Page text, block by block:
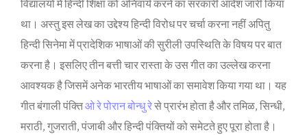
विद्यालयों में हिन्‍दी शिक्षा को अनिवार्य करने का सरकारी आदेश जारी किया
था। अस्‍तु इस लेख का उद्देश्‍य हिन्‍दी विरोध पर चर्चा करना नहीं अपितु
हिन्‍दी सिनेमा में प्रादेशिक भाषाओं की सुरीली उपस्‍थिति के विषय पर बात
करना है। इसलिए तीन बत्ती चार रास्‍ता के उस गीत का उल्‍लेख करना
आवश्‍यक है जिसमें अनेक भारतीय भाषाओं का समावेश किया गया था। यह
गीत बंगाली पंक्‍तिओ रे पोरान बोन्‍धु रेसे प्रारंभ होता है और तमिळ, सिन्‍धी,
मराठी, गुजराती, पंजाबी और हिन्‍दी पंक्‍तियों को समेटते हुए पूरा होता है।